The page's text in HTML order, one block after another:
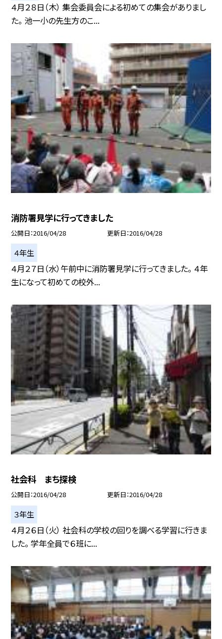
４月２８日（木） 集会委員会による初めての集会がありまし
た。 池一小の先生方のこ...
消防署見学に行ってきました
公開日 2016/04/28 更新日 2016/04/28
４年生
４月２７日（水）午前中に消防署見学に行ってきました。 ４年
生になって初めての校外...
社会科 まち探検
公開日 2016/04/28 更新日 2016/04/28
３年生
４月２６日（火） 社会科の学校の回りを調べる学習に行きま
した。 学年全員で６班に...